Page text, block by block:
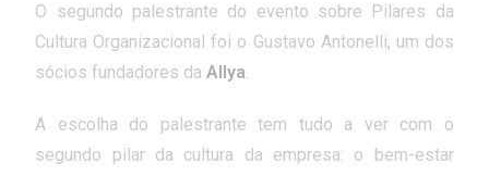
O segundo palestrante do evento sobre Pilares da
Cultura Organizacional foi o Gustavo Antonelli, um dos
sócios fundadores daAllya.
A escolha do palestrante tem tudo a ver com o
segundo pilar da cultura da empresa: o bem-estar